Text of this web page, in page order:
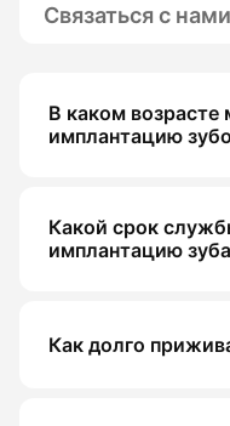
Связаться с нами
В каком
имплантацию
Какой срок
имплантацию
Как долго